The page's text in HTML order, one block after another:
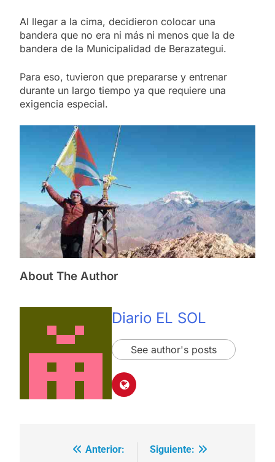
Al llegar a la cima, decidieron colocar una
bandera que no era ni más ni menos que la de
bandera de la Municipalidad de Berazategui.
Para eso, tuvieron que prepararse y entrenar
durante un largo tiempo ya que requiere una
exigencia especial.
About The Author
Diario EL SOL
See author's posts
Navegación
Anterior:
Siguiente: